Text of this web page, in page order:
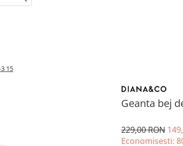
15
Geanta bej
229,00 RON
Economisesti: